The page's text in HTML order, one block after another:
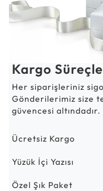
Kargo
Her siparişleriniz
Gönderilerimiz size
güvencesi altındadır.
Ücretsiz Kargo
Yüzük İçi Yazısı
Özel Şık Paket